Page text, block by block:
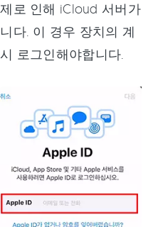
로 인해 iCloud 서버가
다. 이 경우 장치의 계
로그인해야합니다.